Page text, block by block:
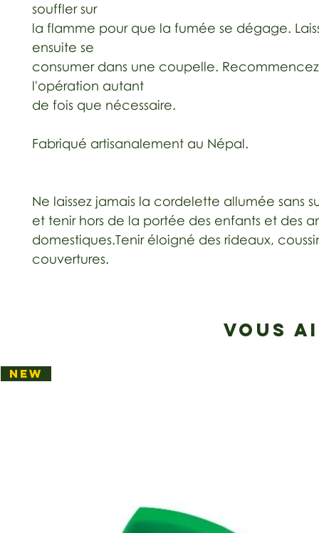
souffler sur
la flamme pour que la fumée se dégage.
ensuite se
consumer dans une coupelle. Recommencez
l'opération autant
de fois que nécessaire.
Fabriqué artisanalement au Népal.
Ne laissez jamais la cordelette allumée sans
et tenir hors de la portée des enfants et des
domestiques.Tenir éloigné des rideaux,
couvertures.
VOUS
NEW